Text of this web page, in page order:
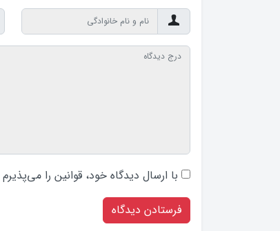
با ارسال دیدگاه‌ خود، قوانین را